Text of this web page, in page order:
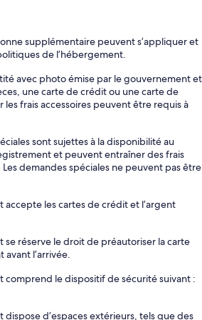
supplémentaire peuvent s’appliquer et
de l’hébergement.
avec photo émise par le gouvernement et
une carte de crédit ou une carte de
frais accessoires peuvent être requis à
sont sujettes à la disponibilité au
et peuvent entraîner des frais
demandes spéciales ne peuvent pas être
les cartes de crédit et l’argent
réserve le droit de préautoriser la carte
l’arrivée.
comprend le dispositif de sécurité suivant :
d’espaces extérieurs, tels que des